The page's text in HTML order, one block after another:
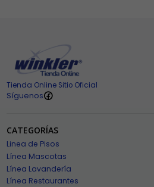
Tienda Online Sitio Oficial
Síguenos
CATEGORÍAS
Linea de Pisos
Línea Mascotas
Línea Lavandería
Línea Restaurantes